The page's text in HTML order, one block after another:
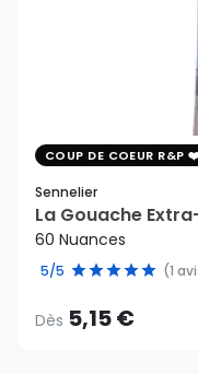
COUP DE COEUR R&P
Sennelier
La Gouache
60 Nuances
5/5 (1
Dès 5,15 €